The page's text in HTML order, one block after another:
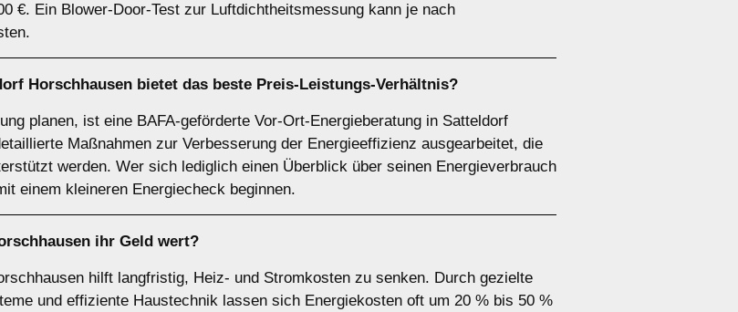
€. Ein Blower-Door-Test zur Luftdichtheitsmessung kann je nach
Horschhausen bietet das beste Preis-Leistungs-Verhältnis?
planen, ist eine BAFA-geförderte Vor-Ort-Energieberatung in Satteldorf
Maßnahmen zur Verbesserung der Energieeffizienz ausgearbeitet, die
werden. Wer sich lediglich einen Überblick über seinen Energieverbrauch
einem kleineren Energiecheck beginnen.
ihr Geld wert?
hilft langfristig, Heiz- und Stromkosten zu senken. Durch gezielte
und effiziente Haustechnik lassen sich Energiekosten oft um 20 % bis 50 %